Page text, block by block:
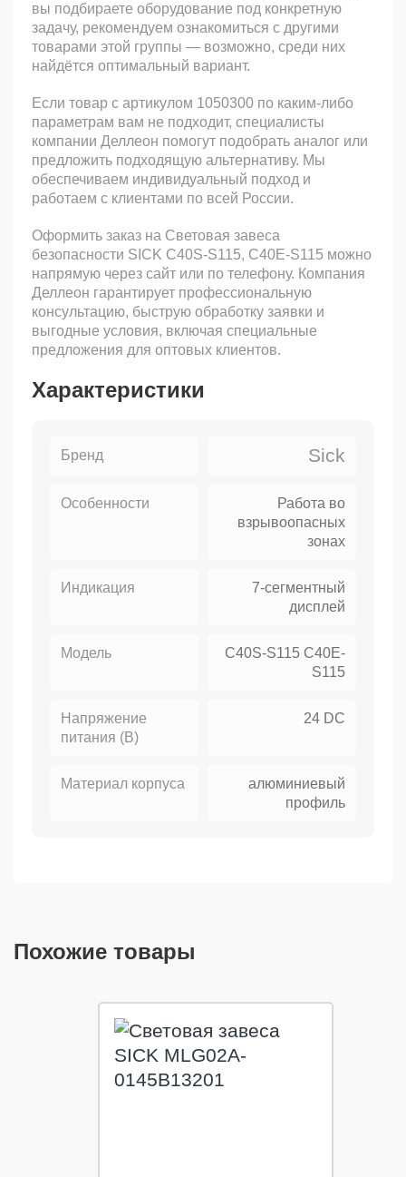
вы подбираете оборудование под конкретную
задачу, рекомендуем ознакомиться с другими
товарами этой группы — возможно, среди них
найдётся оптимальный вариант.
Если товар с артикулом 1050300 по каким-либо
параметрам вам не подходит, специалисты
компании Деллеон помогут подобрать аналог или
предложить подходящую альтернативу. Мы
обеспечиваем индивидуальный подход и
работаем с клиентами по всей России.
Оформить заказ на Световая завеса
безопасности SICK C40S-S115, C40E-S115 можно
напрямую через сайт или по телефону. Компания
Деллеон гарантирует профессиональную
консультацию, быструю обработку заявки и
выгодные условия, включая специальные
предложения для оптовых клиентов.
Характеристики
Бренд Sick
Особенности
Работа во
взрывоопасных
зонах
Индикация
7-сегментный
дисплей
Модель
C40S-S115 C40E-
S115
Напряжение
питания (В)
24 DC
Материал корпуса
алюминиевый
профиль
Похожие товары